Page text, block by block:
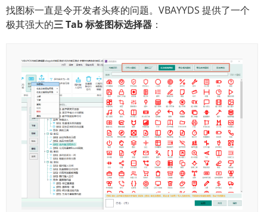
找图标一直是令开发者头疼的问题。VBAYYDS 提供了一个
极其强大的三 Tab 标签图标选择器 ：